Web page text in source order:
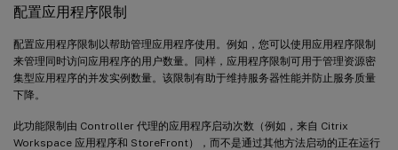
配置应用程序限制
配置应用程序限制以帮助管理应用程序使用。例如，您可以使用应用程序限制
来管理同时访问应用程序的用户数量。同样，应用程序限制可用于管理资源密
集型应用程序的并发实例数量。该限制有助于维持服务器性能并防止服务质量
下降。
此功能限制由 Controller 代理的应用程序启动次数（例如，来自 Citrix
Workspace 应用程序和 StoreFront），而不是通过其他方法启动的正在运行